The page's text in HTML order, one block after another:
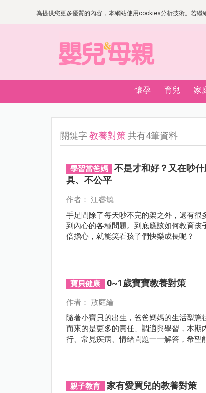
為提供您更多優質的內容，本網站使用cookies分析技術。若
懷孕 育兒 家
關鍵字教養對策共有4筆資料
學習當爸媽
不是才和好？又在吵
具、不公平
作者： 江睿毓
手足間除了每天吵不完的架之外，還有
到內心的各種問題。到底應該如何教育
倍擔心，就能笑看孩子們快樂成長呢？
寶貝健康 0~1歲寶寶教養對策
作者： 敖庭綸
隨著小寶貝的出生，爸爸媽媽的生活型
而來的是更多的責任、調適與學習，本期
行、常見疾病、情緒問題一一解答，希望
親子教育 家有愛買兒的教養對策